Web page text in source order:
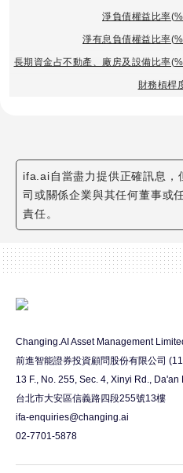
淨負債權益比率
淨有息負債權益比率
長期資金占不動產、廠房及設備比率
財務槓桿
ifa.ai自當盡力提供正確訊息，
司或關係企業與其任何董事或
責任。
Changing.AI Asset Management
前進智能證券投資顧問股份有限公司
13 F., No. 255, Sec. 4, Xinyi Rd.,
台北市大安區信義路四段255號13樓
ifa-enquiries@changing.ai
02-7701-5878